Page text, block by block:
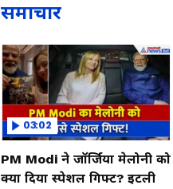
समाचार
03:02
PM Modi ने जॉर्जिया मेलोनी को
क्या दिया स्पेशल गिफ्ट? इटली